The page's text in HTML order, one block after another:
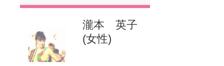
瀧本 英子
(女性)